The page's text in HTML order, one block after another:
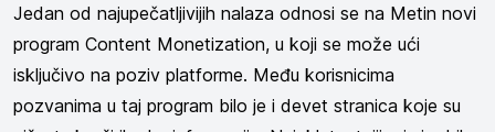
Jedan od najupečatljivijih nalaza odnosi se na Metin novi
program Content Monetization, u koji se može ući
isključivo na poziv platforme. Među korisnicima
pozvanima u taj program bilo je i devet stranica koje su